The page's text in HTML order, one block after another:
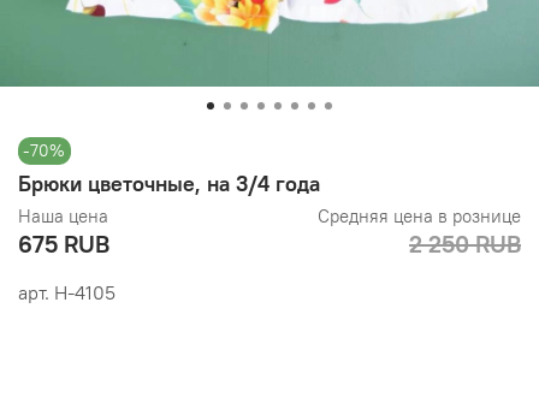
-70%
арт. Н-4105
Брюки цветочные, на 3/4 года
Наша цена
675 RUB
Средняя цена в рознице
2 250 RUB